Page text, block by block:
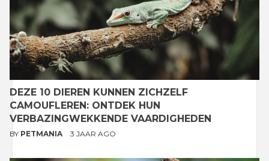
DEZE 10 DIEREN KUNNEN ZICHZELF
CAMOUFLEREN: ONTDEK HUN
VERBAZINGWEKKENDE VAARDIGHEDEN
BY PETMANIA 3 JAAR AGO